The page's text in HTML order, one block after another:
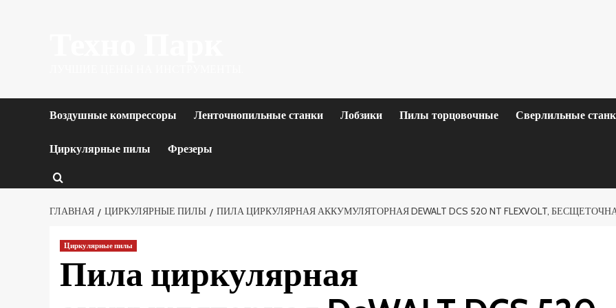
Воздушные компрессоры Ленточнопильные станки Лобзики Пилы торцовочные Сверлильные
Циркулярные пилы Фрезеры
ГЛАВНАЯ ЦИРКУЛЯРНЫЕ ПИЛЫ ПИЛА ЦИРКУЛЯРНАЯ АККУМУЛЯТОРНАЯ DEWALT DCS 520 NT FLEXVOLT,
Циркулярные пилы
Пила циркулярная